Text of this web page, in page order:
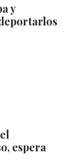
y
espera